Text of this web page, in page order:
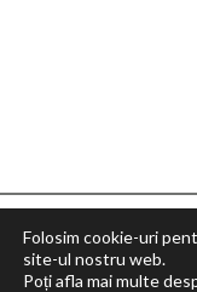
Folosim cookie-uri
site-ul nostru web.
Poți afla mai multe